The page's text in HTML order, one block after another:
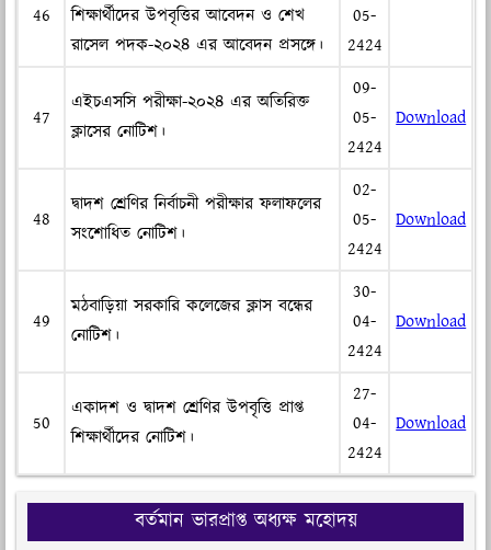
46
শিক্ষার্থীদের উপবৃত্তির আবেদন ও শেখ
রাসেল পদক-২০২৪ এর আবেদন প্রসঙ্গে।
05-
2424
47
এইচএসসি পরীক্ষা-২০২৪ এর অতিরিক্ত
ক্লাসের নোটিশ।
09-
05-
2424
Download
48
দ্বাদশ শ্রেণির নির্বাচনী পরীক্ষার ফলাফলের
সংশোধিত নোটিশ।
02-
05-
2424
Download
49
মঠবাড়িয়া সরকারি কলেজের ক্লাস বন্ধের
নোটিশ।
30-
04-
2424
Download
50
একাদশ ও দ্বাদশ শ্রেণির উপবৃত্তি প্রাপ্ত
শিক্ষার্থীদের নোটিশ।
27-
04-
2424
Download
বর্তমান ভারপ্রাপ্ত অধ্যক্ষ মহোদয়